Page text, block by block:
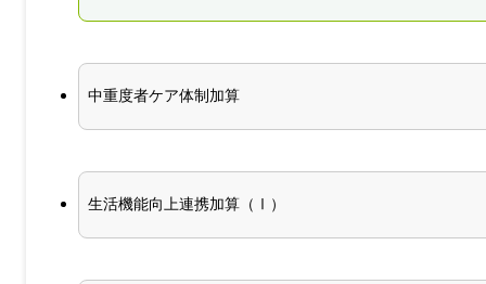
中重度者ケア体制加算
生活機能向上連携加算（Ⅰ）